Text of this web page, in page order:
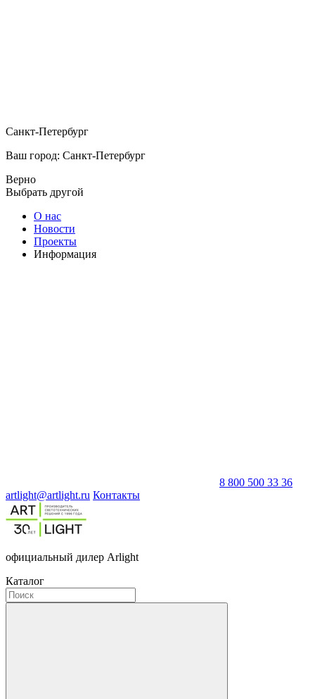
Санкт-Петербург
Ваш город: Санкт-Петербург
Верно
Выбрать другой
О нас
Новости
Проекты
Информация
8 800 500 33 36
artlight@artlight.ru Контакты
официальный дилер Arlight
Каталог